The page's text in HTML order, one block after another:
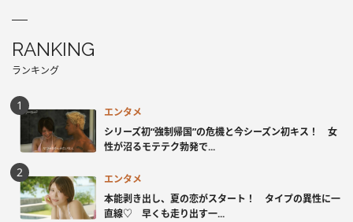
RANKING
ランキング
エンタメ
シリーズ初“強制帰国”の危機と今シーズン初キス！ 女
性が沼るモテテク勃発で...
エンタメ
本能剥き出し、夏の恋がスタート！ タイプの異性に一
直線♡ 早くも走り出す一...